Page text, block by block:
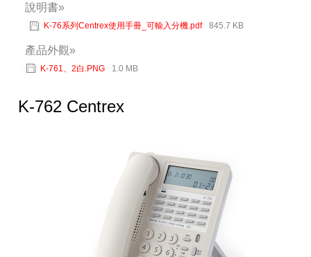
說明書»
K-76系列Centrex使用手冊_可輸入分機.pdf 845.7 KB
產品外觀»
K-761、2白.PNG 1.0 MB
K-762 Centrex